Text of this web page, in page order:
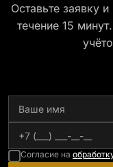
Оставьте заявку
течение 15
Согласие на